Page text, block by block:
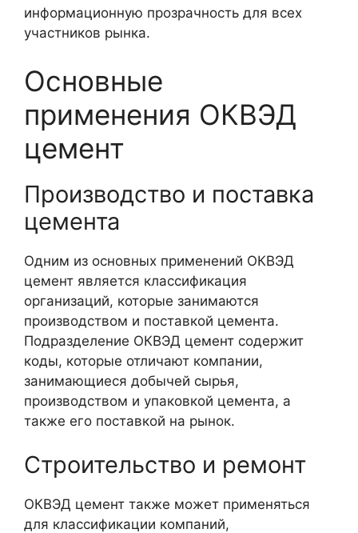
информационную прозрачность для всех
участников рынка.
Основные
применения ОКВЭД
цемент
Производство и поставка
цемента
Одним из основных применений ОКВЭД
цемент является классификация
организаций, которые занимаются
производством и поставкой цемента.
Подразделение ОКВЭД цемент содержит
коды, которые отличают компании,
занимающиеся добычей сырья,
производством и упаковкой цемента, а
также его поставкой на рынок.
Строительство и ремонт
ОКВЭД цемент также может применяться
для классификации компаний,